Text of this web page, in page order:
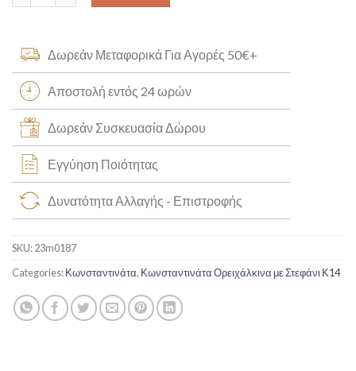
Δωρεάν Μεταφορικά Για Αγορές 50€+
Αποστολή εντός 24 ωρών
Δωρεάν Συσκευασία Δώρου
Εγγύηση Ποιότητας
Δυνατότητα Αλλαγής - Επιστροφής
SKU:23m0187
Categories:Κωνσταντινάτα, Κωνσταντινάτα Ορειχάλκινα με Στεφάνι Κ14